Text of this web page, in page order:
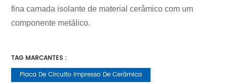
fina camada isolante de material cerâmico com um
componente metálico.
TAG MARCANTES :
Placa De Circuito Impresso De Cerâmica